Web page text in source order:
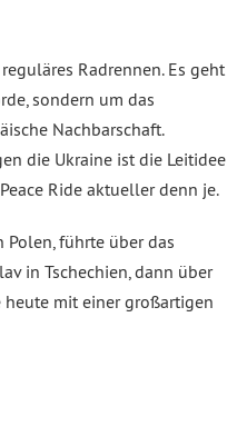
Radrennen. Es geht
sondern um das
Nachbarschaft.
die Ukraine ist die Leitidee
Ride aktueller denn je.
Polen, führte über das
in Tschechien, dann über
mit einer großartigen